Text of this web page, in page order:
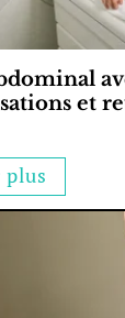
et
plus